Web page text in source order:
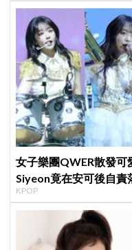
女子樂團QWER散發可
Siyeon竟在安可後自責
KPOP